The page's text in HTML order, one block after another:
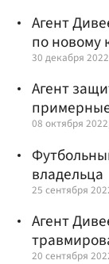
Агент
по новому
30 декабря
Агент
08 октября
владельца
25 сентября
Агент
20 сентября